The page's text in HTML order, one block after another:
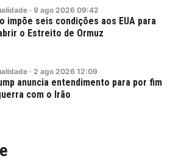
· 9 ago 2026 09:42
impõe seis condições aos EUA para
o Estreito de Ormuz
· 2 ago 2026 12:09
anuncia entendimento para por fim
com o Irão